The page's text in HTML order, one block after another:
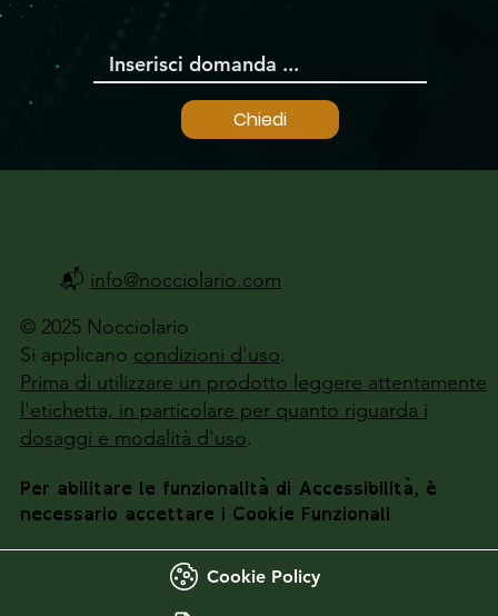
Chiedi
© 2025 Nocciolario
Si applicano condizioni d'uso.
Prima di utilizzare un prodotto leggere attentamente
l'etichetta, in particolare per quanto riguarda i
dosaggi e modalità d'uso.
Per abilitare le funzionalità di Accessibilità, è
necessario accettare i Cookie Funzionali
Cookie Policy
📬 info@nocciolario.com